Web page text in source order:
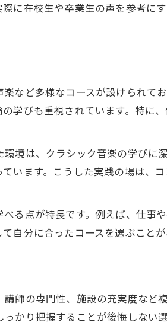
に在校生や卒業生の声を参考に
など多様なコースが設けられて
学びも重視されています。特に
境は、クラシック音楽の学びに
います。こうした実践の場は、
る点が特長です。例えば、仕事
自分に合ったコースを選ぶこと
師の専門性、施設の充実度など
かり把握することが後悔しない選